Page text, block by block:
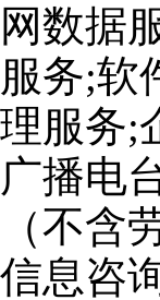
网数据
服务;软
理服务;
广播电
（不含
信息咨